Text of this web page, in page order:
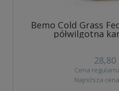
Bemo Cold Grass
półwilgotna
28,80
Cena
Najniższa